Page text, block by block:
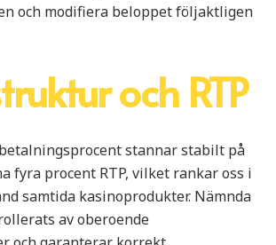
och modifiera beloppet följaktligen
och RTP
stannar stabilt på
fyra procent RTP, vilket rankar oss i
samtida kasinoprodukter. Nämnda
av oberoende